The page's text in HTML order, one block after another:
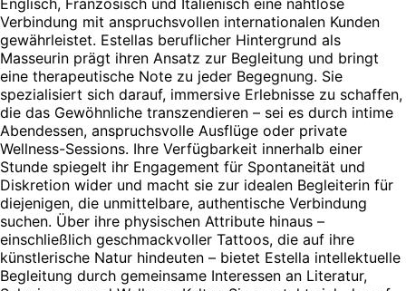
Englisch, Französisch und Italienisch eine nahtlose
Verbindung mit anspruchsvollen internationalen Kunden
gewährleistet. Estellas beruflicher Hintergrund als
Masseurin prägt ihren Ansatz zur Begleitung und bringt
eine therapeutische Note zu jeder Begegnung. Sie
spezialisiert sich darauf, immersive Erlebnisse zu schaffen,
die das Gewöhnliche transzendieren – sei es durch intime
Abendessen, anspruchsvolle Ausflüge oder private
Wellness-Sessions. Ihre Verfügbarkeit innerhalb einer
Stunde spiegelt ihr Engagement für Spontaneität und
Diskretion wider und macht sie zur idealen Begleiterin für
diejenigen, die unmittelbare, authentische Verbindung
suchen. Über ihre physischen Attribute hinaus –
einschließlich geschmackvoller Tattoos, die auf ihre
künstlerische Natur hindeuten – bietet Estella intellektuelle
Begleitung durch gemeinsame Interessen an Literatur,